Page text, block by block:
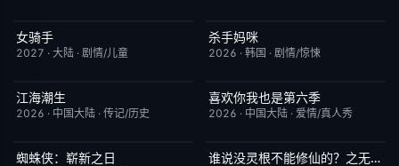
7月15日更新
女骑手
2027 · 大陆 · 剧情/儿童
更新至第02集
杀手妈咪
2026 · 韩国 · 剧情/惊悚
更新至第24集
江海潮生
2026 · 中国大陆 · 传记/历史
今日更新
喜欢你我也是第六季
2026 · 中国大陆 · 爱情/真人秀
TC中字
蜘蛛侠：崭新之日 完结 5.0谁说没灵根不能修仙的？之无灵证道第五季